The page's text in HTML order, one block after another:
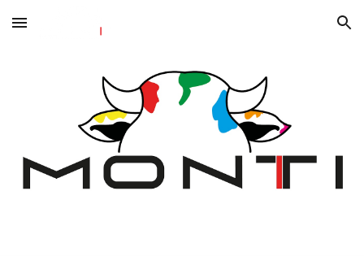
Skip to main content Skip to navigation